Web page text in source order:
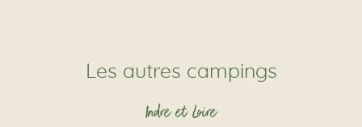
Les autres campings
Indre et Loire